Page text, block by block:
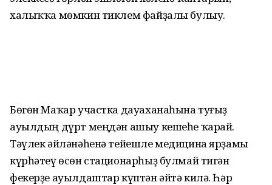
халыҡҡа мөмкин тиклем файҙалы булыу.
Бөгөн Маҡар участка дауаханаһына туғыҙ
ауылдың дүрт меңдән ашыу кешеһе ҡарай.
Тәүлек әйләнәһенә тейешле медицина ярҙамы
күрһәтеү өсөн стационарһыҙ булмай тигән
фекерҙе ауылдаштар күптән әйтә килә. Һәр